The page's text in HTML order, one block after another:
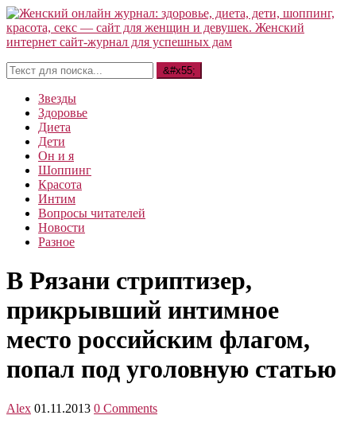
Звезды
Здоровье
Диета
Дети
Он и я
Шоппинг
Красота
Интим
Вопросы читателей
Новости
Разное
В Рязани стриптизер,
прикрывший интимное
место российским флагом,
попал под уголовную статью
Alex 01.11.2013 0 Comments